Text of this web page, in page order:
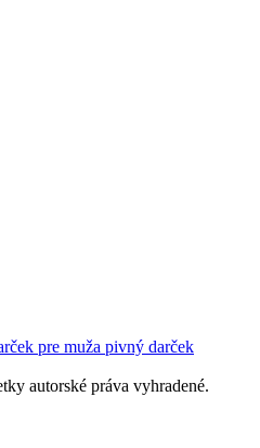
pre muža pivný darček
autorské práva vyhradené.